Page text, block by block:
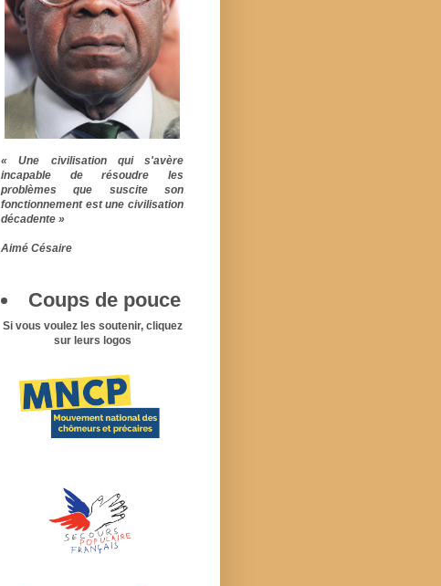
« Une civilisation qui s'avère
incapable de résoudre les
problèmes que suscite son
fonctionnement est une civilisation
décadente »
Aimé Césaire
Coups de pouce
Si vous voulez les soutenir, cliquez
sur leurs logos